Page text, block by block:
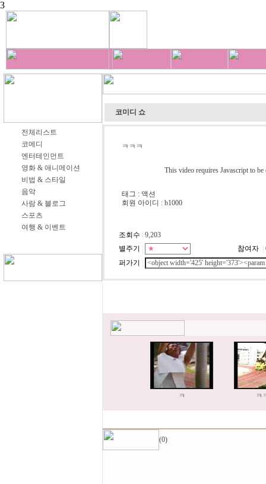
3
전체리스트
코메디
엔터테인먼트
영화 & 애니메이션
비법 & 스타일
음악
사람 & 블로그
스포츠
여행 & 이벤트
코미디 쇼
ㅋㅋㅋ
This video requires Javascript to
태그 : 액션
회원 아이디 : b1000
조회수
9,203
별주기
참여자
퍼가기
ㅋ ㅋ
(0)